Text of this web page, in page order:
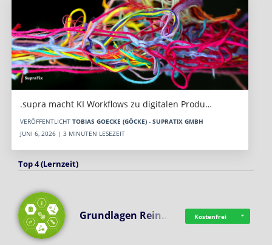
.supra macht KI Workflows zu digitalen Produ…
VERÖFFENTLICHT TOBIAS GOECKE (GÖCKE) - SUPRATIX GMBH
JUNI 6, 2026 | 3 MINUTEN LESEZEIT
Top 4 (Lernzeit)
Grundlagen Rein… Kostenfrei